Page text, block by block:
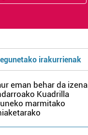
irakurrienak
eman behar da izena
Kuadrilla
marmitako